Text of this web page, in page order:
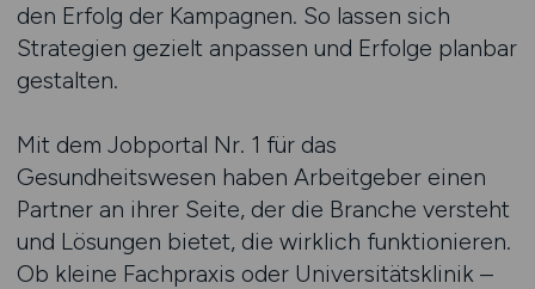
den Erfolg der Kampagnen. So lassen sich
Strategien gezielt anpassen und Erfolge planbar
gestalten.
Mit dem Jobportal Nr. 1 für das
Gesundheitswesen haben Arbeitgeber einen
Partner an ihrer Seite, der die Branche versteht
und Lösungen bietet, die wirklich funktionieren.
Ob kleine Fachpraxis oder Universitätsklinik –